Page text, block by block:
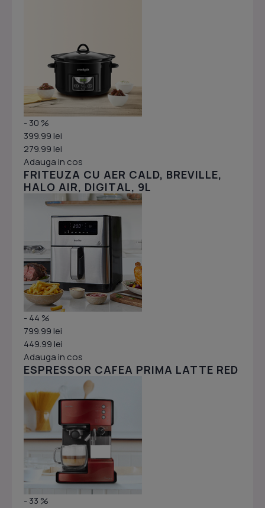
- 30 %
399.99 lei
279.99 lei
Adauga in cos
FRITEUZA CU AER CALD, BREVILLE,
HALO AIR, DIGITAL, 9L
- 44 %
799.99 lei
449.99 lei
Adauga in cos
ESPRESSOR CAFEA PRIMA LATTE RED
- 33 %